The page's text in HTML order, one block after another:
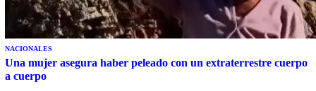
NACIONALES
Una mujer asegura haber peleado con un extraterrestre cuerpo
a cuerpo